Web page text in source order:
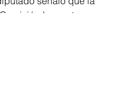
Inspectora es